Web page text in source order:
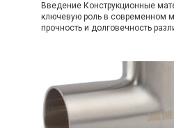
Введение Конструкционные
ключевую роль в современном
прочность и долговечность